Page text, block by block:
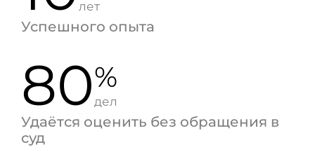
лет
Успешного опыта
80%
дел
Удаётся оценить без обращения в
суд